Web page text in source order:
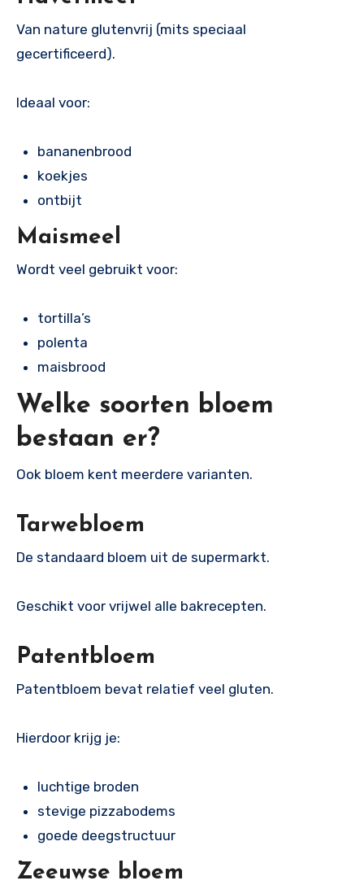
Van nature glutenvrij (mits speciaal
gecertificeerd).
Ideaal voor:
bananenbrood
koekjes
ontbijt
Maismeel
Wordt veel gebruikt voor:
tortilla’s
polenta
maisbrood
Welke soorten bloem
bestaan er?
Ook bloem kent meerdere varianten.
Tarwebloem
De standaard bloem uit de supermarkt.
Geschikt voor vrijwel alle bakrecepten.
Patentbloem
Patentbloem bevat relatief veel gluten.
Hierdoor krijg je:
luchtige broden
stevige pizzabodems
goede deegstructuur
Zeeuwse bloem